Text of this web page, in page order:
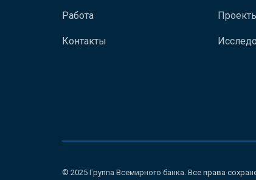
Работа
Контакты
© 2025 Группа Всемирного банка. Все права